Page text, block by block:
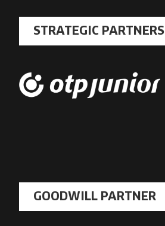
STRATEGIC PARTNERS
GOODWILL PARTNER